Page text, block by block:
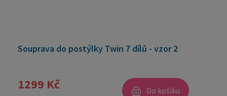
Souprava do postýlky Twin 7 dílů - vzor 2
1299 Kč Do košíku